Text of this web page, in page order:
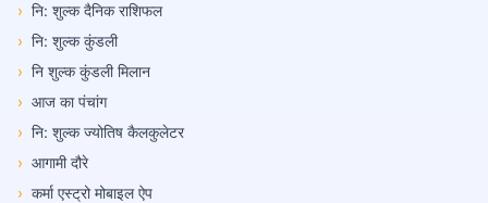
› नि: शुल्क दैनिक राशिफल
› नि: शुल्क कुंडली
› नि शुल्क कुंडली मिलान
› आज का पंचांग
› नि: शुल्क ज्योतिष कैलकुलेटर
› आगामी दौरे
› कर्मा एस्ट्रो मोबाइल ऐप